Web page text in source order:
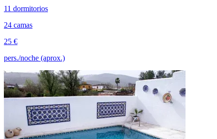
11 dormitorios
24 camas
25 €
pers./noche (aprox.)